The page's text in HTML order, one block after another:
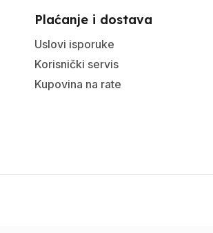
Plaćanje i dostava
Uslovi isporuke
Korisnički servis
Kupovina na rate